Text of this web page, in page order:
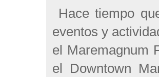
Hace tiempo
eventos y
el Maremagnum
el Downtown